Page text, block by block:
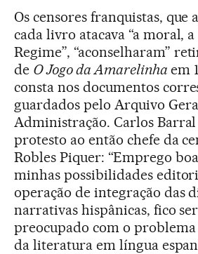
Os censores franquistas, que
cada livro atacava “a moral,
Regime”, “aconselharam”
de O Jogo da Amarelinha em
consta nos documentos
guardados pelo Arquivo
Administração. Carlos Barral
protesto ao então chefe da
Robles Piquer: “Emprego
minhas possibilidades
operação de integração das
narrativas hispânicas, fico
preocupado com o problema
da literatura em língua